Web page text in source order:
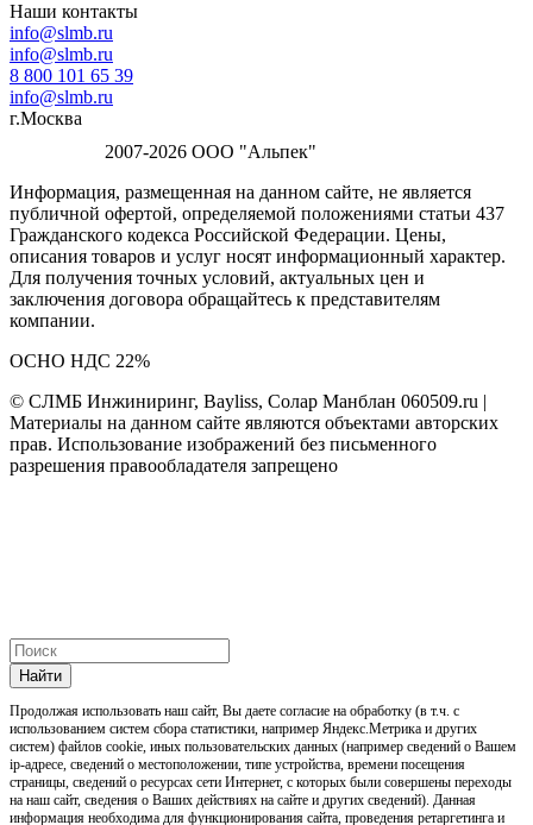
Наши контакты
info@slmb.ru
info@slmb.ru
8 800 101 65 39
info@slmb.ru
г.Москва
2007-2026 ООО "Альпек"
Информация, размещенная на данном сайте, не является
публичной офертой, определяемой положениями статьи 437
Гражданского кодекса Российской Федерации. Цены,
описания товаров и услуг носят информационный характер.
Для получения точных условий, актуальных цен и
заключения договора обращайтесь к представителям
компании.
ОСНО НДС 22%
© СЛМБ Инжиниринг, Bayliss, Солар Манблан 060509.ru |
Материалы на данном сайте являются объектами авторских
прав. Использование изображений без письменного
разрешения правообладателя запрещено
Найти
Продолжая использовать наш cайт, Вы даете согласие на обработку (в т.ч. с
использованием систем сбора статистики, например Яндекс.Метрика и других
систем) файлов cookie, иных пользовательских данных (например сведений о Вашем
ip-адресе, сведений о местоположении, типе устройства, времени посещения
страницы, сведений о ресурсах сети Интернет, с которых были совершены переходы
на наш сайт, сведения о Ваших действиях на сайте и других сведений). Данная
информация необходима для функционирования сайта, проведения ретаргетинга и